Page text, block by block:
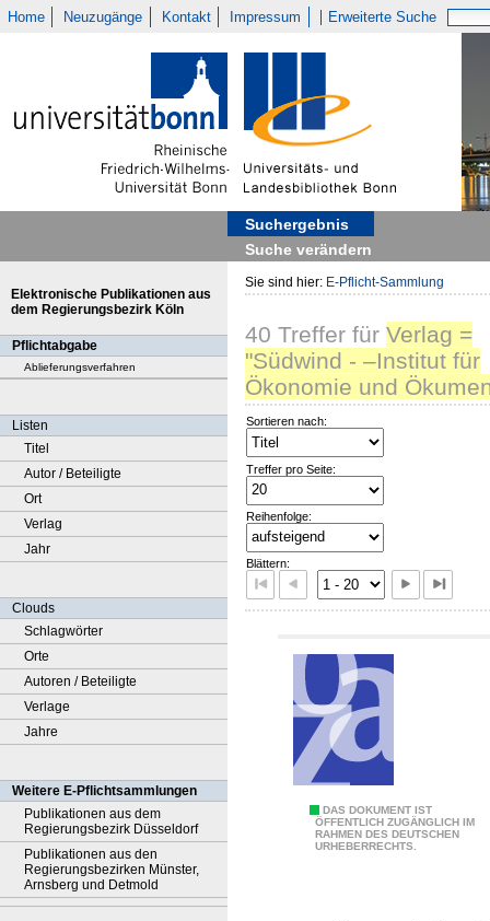
Home Neuzugänge Kontakt Impressum Erweiterte Suche
Suchergebnis
Suche verändern
Elektronische Publikationen aus
dem Regierungsbezirk Köln
Pflichtabgabe
Ablieferungsverfahren
Listen
Titel
Autor / Beteiligte
Ort
Verlag
Jahr
Clouds
Schlagwörter
Orte
Autoren / Beteiligte
Verlage
Jahre
Weitere E-Pflichtsammlungen
Publikationen aus dem
Regierungsbezirk Düsseldorf
Publikationen aus den
Regierungsbezirken Münster,
Arnsberg und Detmold
Sie sind hier: E-Pflicht-Sammlung
40 Treffer für Verlag =
"Südwind - –Institut für
Ökonomie und
Sortieren nach:
Treffer pro Seite:
Reihenfolge:
Blättern:
DAS DOKUMENT IST
ÖFFENTLICH ZUGÄNGLICH IM
RAHMEN DES DEUTSCHEN
URHEBERRECHTS.